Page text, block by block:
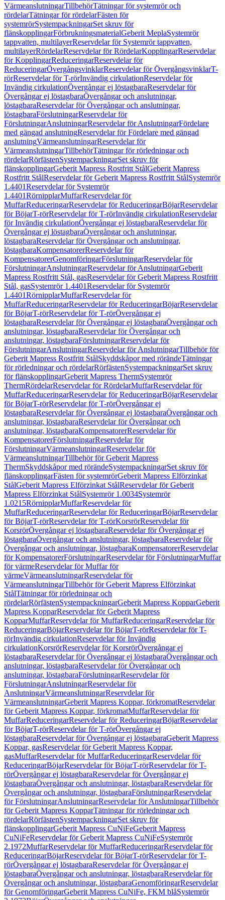
VärmeanslutningarTillbehörTätningar för systemrör och
rördelarTätningar för rördelarFästen för
systemrörSystempackningarSet skruv för
flänskopplingarFörbrukningsmaterialGeberit MeplaSystemrör
tappvatten, multilayerReservdelar för Systemrör tappvatten,
multilayerRördelarReservdelar för RördelarKopplingarReservdelar
för KopplingarReduceringarReservdelar för
ReduceringarÖvergångsvinklarReservdelar för ÖvergångsvinklarT-
rörReservdelar för T-rörInvändig cirkulationReservdelar för
Invändig cirkulationÖvergångar ej löstagbaraReservdelar för
Övergångar ej löstagbaraÖvergångar och anslutningar,
löstagbaraReservdelar för Övergångar och anslutningar,
löstagbaraFörslutningarReservdelar för
FörslutningarAnslutningarReservdelar för AnslutningarFördelare
med gängad anslutningReservdelar för Fördelare med gängad
anslutningVärmeanslutningarReservdelar för
VärmeanslutningarTillbehörTätningar för rörledningar och
rördelarRörfästenSystempackningarSet skruv för
flänskopplingarGeberit Mapress Rostfritt StålGeberit Mapress
Rostfritt StålReservdelar för Geberit Mapress Rostfritt StålSystemrör
1.4401Reservdelar för Systemrör
1.4401RörnipplarMuffarReservdelar för
MuffarReduceringarReservdelar för ReduceringarBöjarReservdelar
för BöjarT-rörReservdelar för T-rörInvändig cirkulationReservdelar
för Invändig cirkulationÖvergångar ej löstagbaraReservdelar för
Övergångar ej löstagbaraÖvergångar och anslutningar,
löstagbaraReservdelar för Övergångar och anslutningar,
löstagbaraKompensatorerReservdelar för
KompensatorerGenomföringarFörslutningarReservdelar för
FörslutningarAnslutningarReservdelar för AnslutningarGeberit
Mapress Rostfritt Stål, gasReservdelar för Geberit Mapress Rostfritt
Stål, gasSystemrör 1.4401Reservdelar för Systemrör
1.4401RörnipplarMuffarReservdelar för
MuffarReduceringarReservdelar för ReduceringarBöjarReservdelar
för BöjarT-rörReservdelar för T-rörÖvergångar ej
löstagbaraReservdelar för Övergångar ej löstagbaraÖvergångar och
anslutningar, löstagbaraReservdelar för Övergångar och
anslutningar, löstagbaraFörslutningarReservdelar för
FörslutningarAnslutningarReservdelar för AnslutningarTillbehör för
Geberit Mapress Rostfritt StålSkyddskåpor med rörändeTätningar
för rörledningar och rördelarRörfästenSystempackningarSet skruv
för flänskopplingarGeberit Mapress ThermSystemrör
ThermRördelarReservdelar för RördelarMuffarReservdelar för
MuffarReduceringarReservdelar för ReduceringarBöjarReservdelar
för BöjarT-rörReservdelar för T-rörÖvergångar ej
löstagbaraReservdelar för Övergångar ej löstagbaraÖvergångar och
anslutningar, löstagbaraReservdelar för Övergångar och
anslutningar, löstagbaraKompensatorerReservdelar för
KompensatorerFörslutningarReservdelar för
FörslutningarVärmeanslutningarReservdelar för
VärmeanslutningarTillbehör för Geberit Mapress
ThermSkyddskåpor med rörändeSystempackningarSet skruv för
flänskopplingarFästen för systemrörGeberit Mapress Elförzinkat
StålGeberit Mapress Elförzinkat StålReservdelar för Geberit
Mapress Elförzinkat StålSystemrör 1.0034Systemrör
1.0215RörnipplarMuffarReservdelar för
MuffarReduceringarReservdelar för ReduceringarBöjarReservdelar
för BöjarT-rörReservdelar för T-rörKorsrörReservdelar för
KorsrörÖvergångar ej löstagbaraReservdelar för Övergångar ej
löstagbaraÖvergångar och anslutningar, löstagbaraReservdelar för
Övergångar och anslutningar, löstagbaraKompensatorerReservdelar
för KompensatorerFörslutningarReservdelar för FörslutningarMuffar
för värmeReservdelar för Muffar för
värmeVärmeanslutningarReservdelar för
VärmeanslutningarTillbehör för Geberit Mapress Elförzinkat
StålTätningar för rörledningar och
rördelarRörfästenSystempackningarGeberit Mapress KopparGeberit
Mapress KopparReservdelar för Geberit Mapress
KopparMuffarReservdelar för MuffarReduceringarReservdelar för
ReduceringarBöjarReservdelar för BöjarT-rörReservdelar för T-
rörInvändig cirkulationReservdelar för Invändig
cirkulationKorsrörReservdelar för KorsrörÖvergångar ej
löstagbaraReservdelar för Övergångar ej löstagbaraÖvergångar och
anslutningar, löstagbaraReservdelar för Övergångar och
anslutningar, löstagbaraFörslutningarReservdelar för
FörslutningarAnslutningarReservdelar för
AnslutningarVärmeanslutningarReservdelar för
VärmeanslutningarGeberit Mapress Koppar, förkromatReservdelar
för Geberit Mapress Koppar, förkromatMuffarReservdelar för
MuffarReduceringarReservdelar för ReduceringarBöjarReservdelar
för BöjarT-rörReservdelar för T-rörÖvergångar ej
löstagbaraReservdelar för Övergångar ej löstagbaraGeberit Mapress
Koppar, gasReservdelar för Geberit Mapress Koppar,
gasMuffarReservdelar för MuffarReduceringarReservdelar för
ReduceringarBöjarReservdelar för BöjarT-rörReservdelar för T-
rörÖvergångar ej löstagbaraReservdelar för Övergångar ej
löstagbaraÖvergångar och anslutningar, löstagbaraReservdelar för
Övergångar och anslutningar, löstagbaraFörslutningarReservdelar
för FörslutningarAnslutningarReservdelar för AnslutningarTillbehör
för Geberit Mapress KopparTätningar för rörledningar och
rördelarRörfästenSystempackningarSet skruv för
flänskopplingarGeberit Mapress CuNiFeGeberit Mapress
CuNiFeReservdelar för Geberit Mapress CuNiFeSystemrör
2.1972MuffarReservdelar för MuffarReduceringarReservdelar för
ReduceringarBöjarReservdelar för BöjarT-rörReservdelar för T-
rörÖvergångar ej löstagbaraReservdelar för Övergångar ej
löstagbaraÖvergångar och anslutningar, löstagbaraReservdelar för
Övergångar och anslutningar, löstagbaraGenomföringarReservdelar
för GenomföringarGeberit Mapress CuNiFe, FKM blåSystemrör